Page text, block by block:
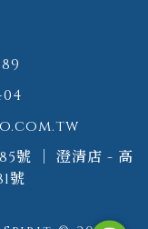
號 ｜ 澄清店 - 高
號